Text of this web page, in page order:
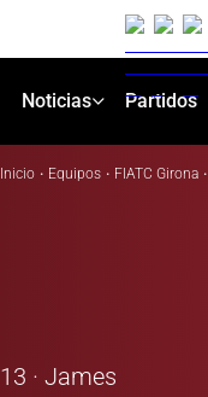
Noticias Partidos
Inicio · Equipos · FIATC Girona ·
13 · James